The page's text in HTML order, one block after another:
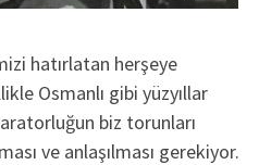
hatırlatan herşeye
Osmanlı gibi yüzyıllar
biz torunları
ve anlaşılması gerekiyor.